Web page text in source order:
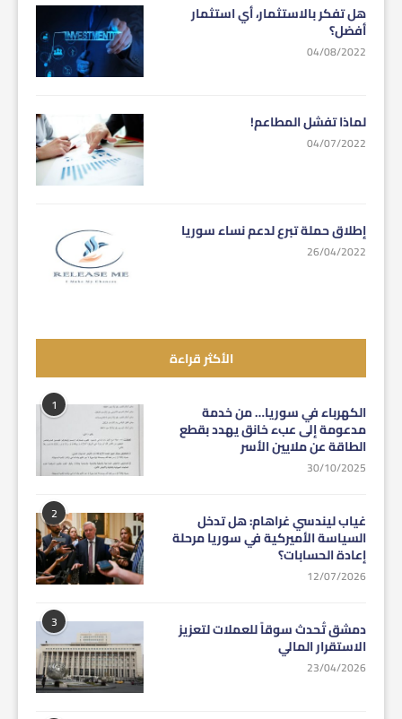
هل تفكر بالاستثمار، أي استثمار
أفضل؟
04/08/2022
لماذا تفشل المطاعم!
04/07/2022
إطلاق حملة تبرع لدعم نساء سوريا
26/04/2022
الأكثر قراءة
1 الكهرباء في سوريا… من خدمة
مدعومة إلى عبء خانق يهدد بقطع
الطاقة عن ملايين الأسر
30/10/2025
2 غياب ليندسي غراهام: هل تدخل
السياسة الأميركية في سوريا مرحلة
إعادة الحسابات؟
12/07/2026
3 دمشق تُحدث سوقاً للعملات لتعزيز
الاستقرار المالي
23/04/2026